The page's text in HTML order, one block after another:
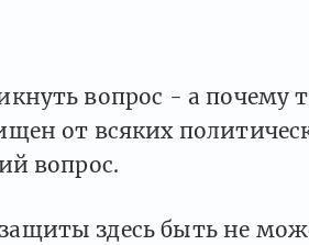
вопрос - а почему
от всяких
вопрос.
здесь быть не